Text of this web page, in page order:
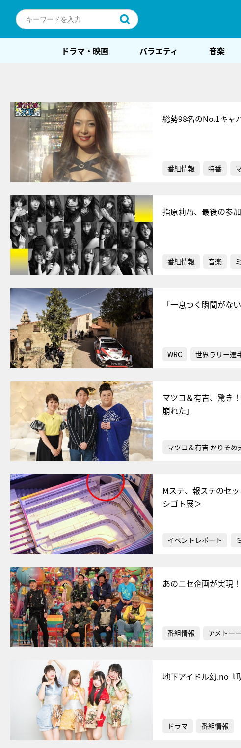
ドラマ・映画 バラエティ 音楽
総勢98名のNo.1キャ
番組情報 特番
指原莉乃、最後の参
番組情報 音楽
「一息つく瞬間がな
WRC 世界ラリー選
マツコ＆有吉、驚き
崩れた」
マツコ＆有吉 かりそ
Mステ、報ステのセ
シゴト展＞
イベントレポート
あのニセ企画が実現
番組情報 アメトー
地下アイドル幻.no『
ドラマ 番組情報